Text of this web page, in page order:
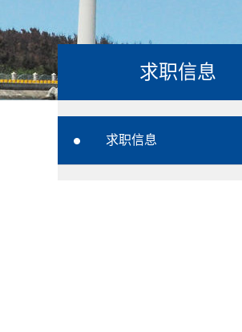
求职信息
求职信息